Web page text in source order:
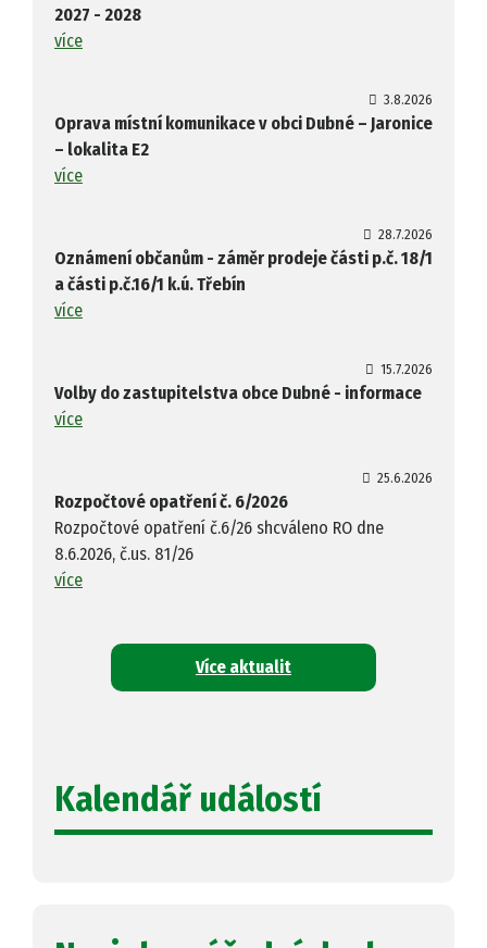
2027 - 2028
více
3.8.2026
Oprava místní komunikace v obci Dubné – Jaronice
– lokalita E2
více
28.7.2026
Oznámení občanům - záměr prodeje části p.č. 18/1
a části p.č.16/1 k.ú. Třebín
více
15.7.2026
Volby do zastupitelstva obce Dubné - informace
více
25.6.2026
Rozpočtové opatření č. 6/2026
Rozpočtové opatření č.6/26 shcváleno RO dne
8.6.2026, č.us. 81/26
více
Více aktualit
Kalendář událostí